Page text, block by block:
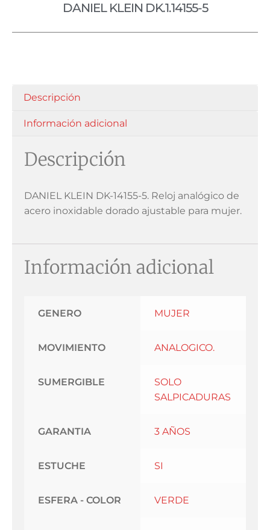
DANIEL KLEIN DK.1.14155-5
Descripción
Información adicional
Descripción
DANIEL KLEIN DK-14155-5. Reloj analógico de
acero inoxidable dorado ajustable para mujer.
Información adicional
GENERO MUJER
MOVIMIENTO ANALOGICO.
SUMERGIBLE
SOLO
SALPICADURAS
GARANTIA 3 AÑOS
ESTUCHE SI
ESFERA - COLOR VERDE